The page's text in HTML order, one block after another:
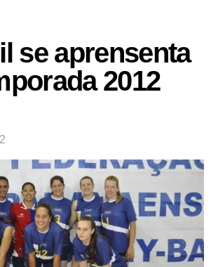
se aprensenta
2012